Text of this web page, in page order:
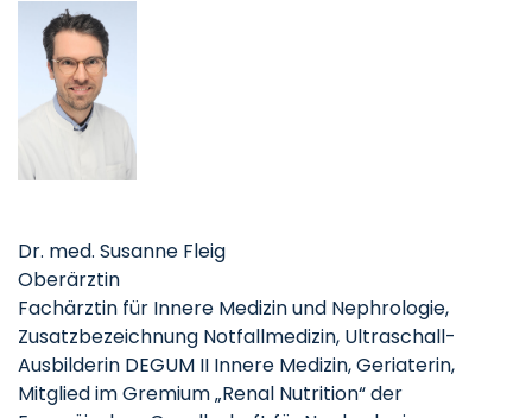
Dr. med. Susanne Fleig
Oberärztin
Fachärztin für Innere Medizin und Nephrologie,
Zusatzbezeichnung Notfallmedizin, Ultraschall-
Ausbilderin DEGUM II Innere Medizin, Geriaterin,
Mitglied im Gremium „Renal Nutrition“ der